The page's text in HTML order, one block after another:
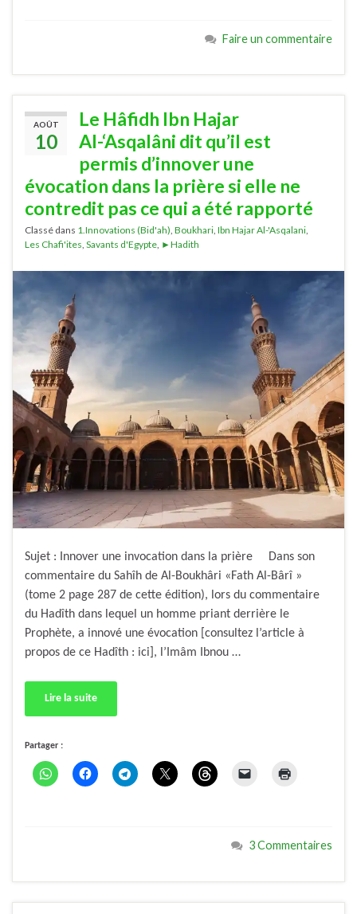
Faire un commentaire
AOÛT
10
Le Hâfidh Ibn Hajar
Al-‘Asqalâni dit qu’il est
permis d’innover une
évocation dans la prière si elle ne
contredit pas ce qui a été rapporté
Classé dans 1.Innovations (Bid'ah), Boukhari, Ibn Hajar Al-'Asqalani,
Les Chafi'ites, Savants d'Egypte, ►Hadith
Sujet : Innover une invocation dans la prière Dans son
commentaire du Sahîh de Al-Boukhâri «Fath Al-Bârî »
(tome 2 page 287 de cette édition), lors du commentaire
du Hadîth dans lequel un homme priant derrière le
Prophète, a innové une évocation [consultez l’article à
propos de ce Hadîth : ici], l’Imâm Ibnou …
Lire la suite
Partager :
3 Commentaires